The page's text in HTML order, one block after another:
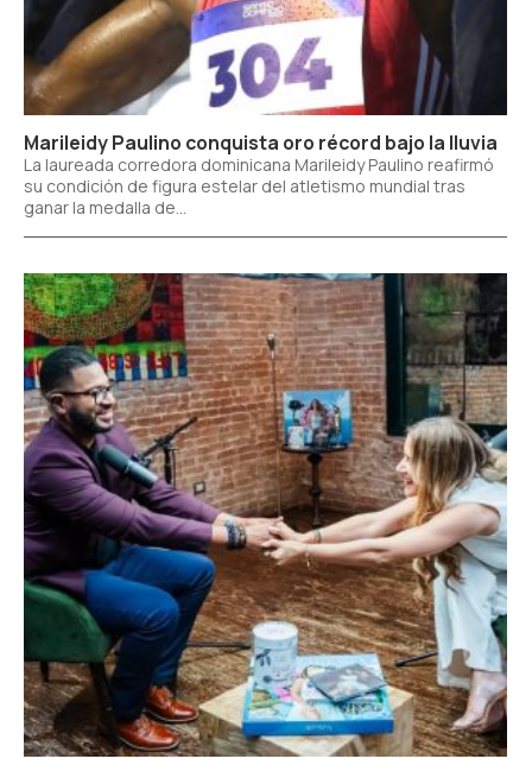
Marileidy Paulino conquista oro récord bajo la lluvia
La laureada corredora dominicana Marileidy Paulino reafirmó
su condición de figura estelar del atletismo mundial tras
ganar la medalla de...